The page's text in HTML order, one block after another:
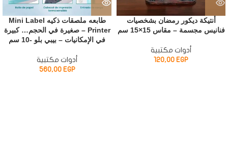
أنتيكة ديكور رمضان بشخصيات
فنانيس مجسمة – مقاس 15×15 سم
أدوات مكتبية
120,00 EGP
طابعه ملصقات ذكيه Mini Label
Printer – صغيرة في الحجم… كبيرة
في الإمكانيات – بيبي بلو -10 سم
أدوات مكتبية
560,00 EGP